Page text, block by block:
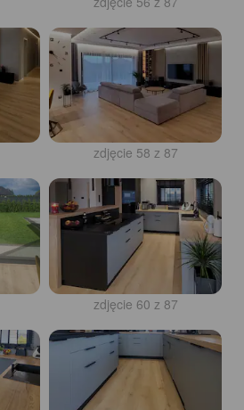
zdjęcie 58 z 87
zdjęcie 60 z 87